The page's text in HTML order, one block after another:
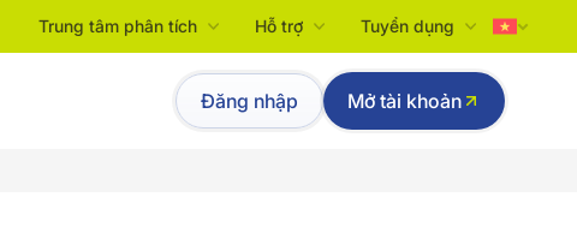
Trung tâm phân tích Hỗ trợ Tuyển dụng
Tiếng Việt
English
Đăng nhập Mở tài khoản